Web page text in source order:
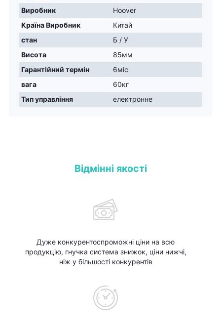
Виробник
Hoover
Країна Виробник
Китай
стан
Б / У
Висота
85мм
Гарантійний термін
6міс
вага
60кг
Тип управління
електронне
Відмінні якості
Дуже конкурентоспроможні ціни на всю
продукцію, гнучка система знижок, ціни нижчі,
ніж у більшості конкурентів